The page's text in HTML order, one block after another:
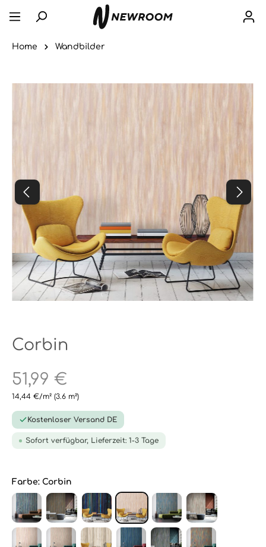
Home Wandbilder
Corbin
51,99 €
14,44 €/m² (3.6 m²)
Kostenloser Versand DE
Sofort verfügbar, Lieferzeit: 1-3 Tage
Farbe: Corbin